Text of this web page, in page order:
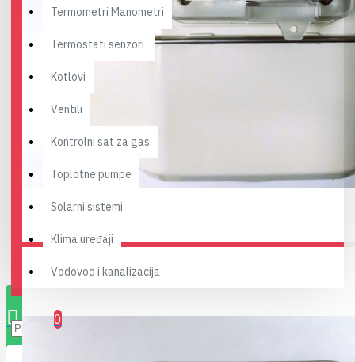
0
Termometri Manometri
Termostati senzori
Kotlovi
Ventili
Kontrolni sat za gas
Toplotne pumpe
Solarni sistemi
Klima uređaji
Vodovod i kanalizacija